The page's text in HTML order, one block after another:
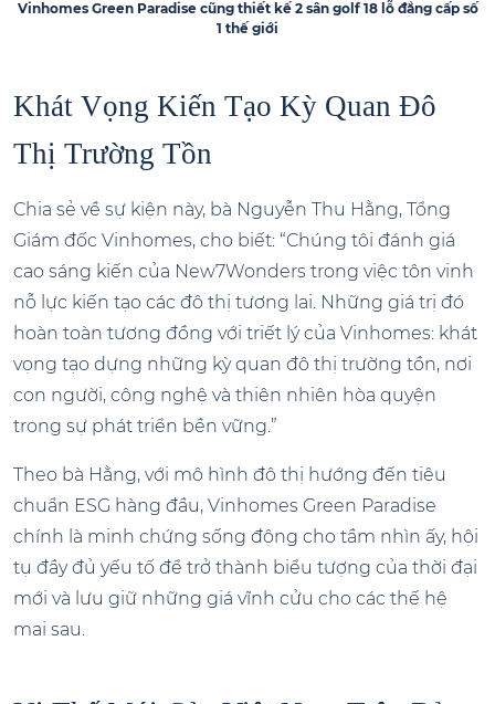
Vinhomes Green Paradise cũng thiết kế 2 sân golf 18 lỗ đẳng cấp số
1 thế giới
Khát Vọng Kiến Tạo Kỳ Quan Đô
Thị Trường Tồn
Chia sẻ về sự kiện này, bà Nguyễn Thu Hằng, Tổng
Giám đốc Vinhomes, cho biết: “Chúng tôi đánh giá
cao sáng kiến của New7Wonders trong việc tôn vinh
nỗ lực kiến tạo các đô thị tương lai. Những giá trị đó
hoàn toàn tương đồng với triết lý của Vinhomes: khát
vọng tạo dựng những kỳ quan đô thị trường tồn, nơi
con người, công nghệ và thiên nhiên hòa quyện
trong sự phát triển bền vững.”
Theo bà Hằng, với mô hình đô thị hướng đến tiêu
chuẩn ESG hàng đầu, Vinhomes Green Paradise
chính là minh chứng sống động cho tầm nhìn ấy, hội
tụ đầy đủ yếu tố để trở thành biểu tượng của thời đại
mới và lưu giữ những giá vĩnh cửu cho các thế hệ
mai sau.